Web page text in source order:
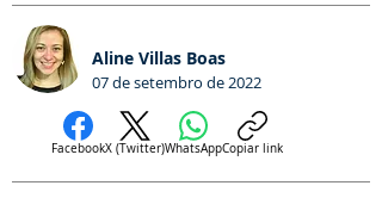
Aline Villas Boas
07 de setembro de 2022
FacebookX (Twitter)WhatsAppCopiar link